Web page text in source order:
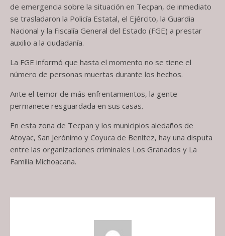
de emergencia sobre la situación en Tecpan, de inmediato
se trasladaron la Policía Estatal, el Ejército, la Guardia
Nacional y la Fiscalía General del Estado (FGE) a prestar
auxilio a la ciudadanía.
La FGE informó que hasta el momento no se tiene el
número de personas muertas durante los hechos.
Ante el temor de más enfrentamientos, la gente
permanece resguardada en sus casas.
En esta zona de Tecpan y los municipios aledaños de
Atoyac, San Jerónimo y Coyuca de Benítez, hay una disputa
entre las organizaciones criminales Los Granados y La
Familia Michoacana.